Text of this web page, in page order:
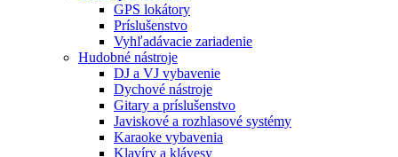
GPS lokátory
Príslušenstvo
Vyhľadávacie zariadenie
Hudobné nástroje
DJ a VJ vybavenie
Dychové nástroje
Gitary a príslušenstvo
Javiskové a rozhlasové systémy
Karaoke vybavenia
Klavíry a klávesy